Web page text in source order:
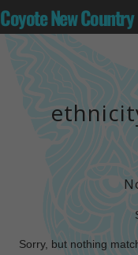
Coyote New Country
Sorry, but nothing